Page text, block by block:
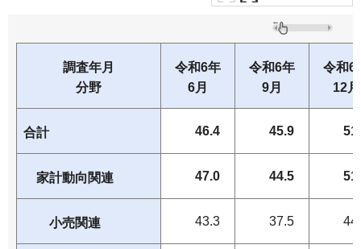
調査年月
分野
令和6年
6月
令和6年
9月
令和6
12月
合計 46.4 45.9
家計動向関連 47.0 44.5
小売関連 43.3 37.5